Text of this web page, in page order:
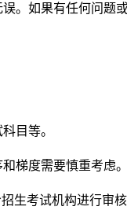
。如果有任何问题
目等。
梯度需要慎重考虑。
生考试机构进行审核